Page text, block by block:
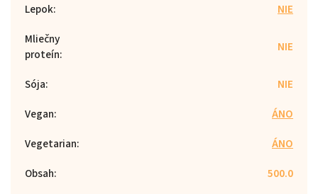
Lepok:
NIE
Mliečny
proteín: NIE
Sója:
NIE
Vegan:
ÁNO
Vegetarian:
ÁNO
Obsah:
500.0